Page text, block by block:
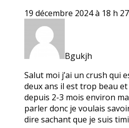
19 décembre 2024 à 18 h
Bgukjh
Salut moi j’ai un crush qui
deux ans il est trop beau
depuis 2-3 mois environ
parler donc je voulais
dire sachant que je suis